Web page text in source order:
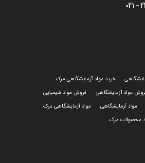
خرید مواد آزمایشگاهی مرک
مواد آزمایشگاهی
فروش مواد شیمیایی
مواد آزمایشگاهی
مواد آزمایشگاهی مرک
محصولات مرک